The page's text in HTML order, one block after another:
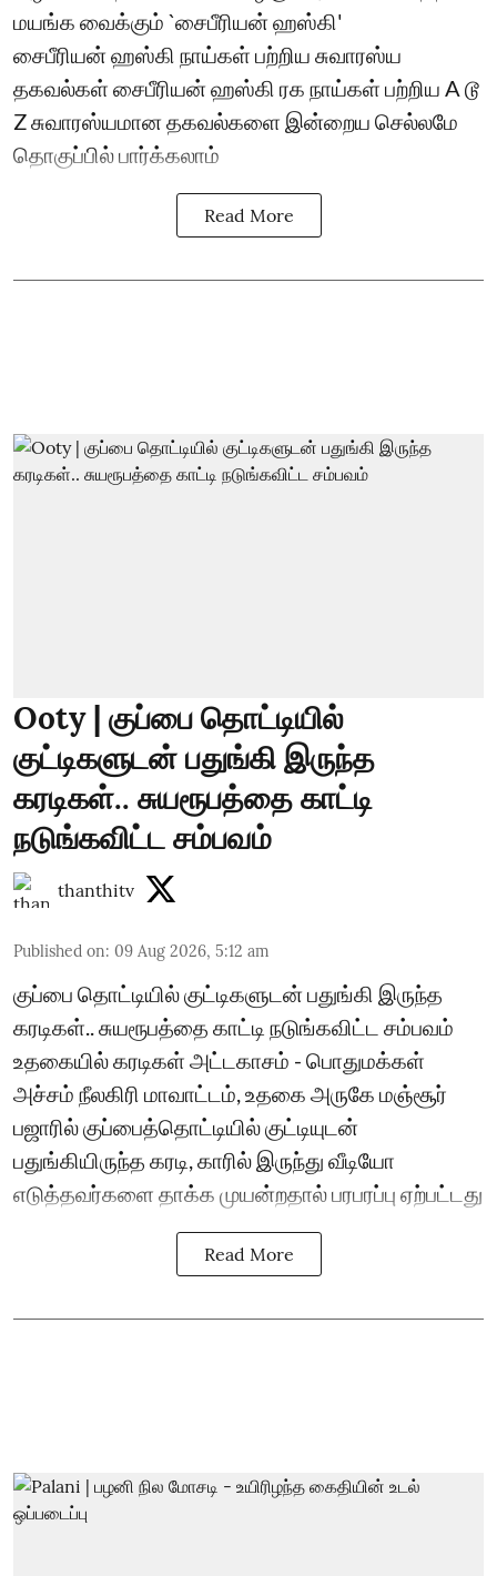
மயங்க வைக்கும் `சைபீரியன் ஹஸ்கி'
சைபீரியன் ஹஸ்கி நாய்கள் பற்றிய சுவாரஸ்ய
தகவல்கள் சைபீரியன் ஹஸ்கி ரக நாய்கள் பற்றிய A டூ
Z சுவாரஸ்யமான தகவல்களை இன்றைய செல்லமே
தொகுப்பில் பார்க்கலாம்
Read More
Ooty | குப்பை தொட்டியில்
குட்டிகளுடன் பதுங்கி இருந்த
கரடிகள்.. சுயரூபத்தை காட்டி
நடுங்கவிட்ட சம்பவம்
thanthitv
Published on: 09 Aug 2026, 5:12 am
குப்பை தொட்டியில் குட்டிகளுடன் பதுங்கி இருந்த
கரடிகள்.. சுயரூபத்தை காட்டி நடுங்கவிட்ட சம்பவம்
உதகையில் கரடிகள் அட்டகாசம் - பொதுமக்கள்
அச்சம் நீலகிரி மாவாட்டம், உதகை அருகே மஞ்சூர்
பஜாரில் குப்பைத்தொட்டியில் குட்டியுடன்
பதுங்கியிருந்த கரடி, காரில் இருந்து வீடியோ
எடுத்தவர்களை தாக்க முயன்றதால் பரபரப்பு ஏற்பட்டது
Read More